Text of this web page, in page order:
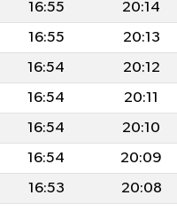
16:55 20:14
16:55
20:13
16:54
20:12
16:54
20:11
16:54
20:10
16:54
20:09
16:53
20:08